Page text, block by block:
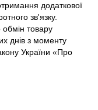
додаткової
зв'язку.
товару
днів з моменту
України «Про